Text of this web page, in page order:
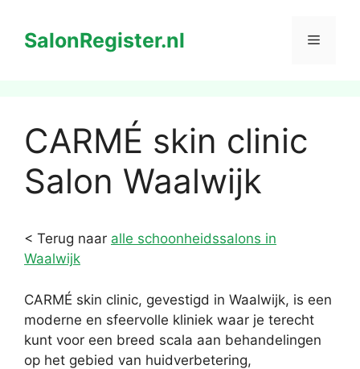
naarSalonRegister.nl Menu
CARMÉ skin clinic
Salon Waalwijk
< Terug naar alle schoonheidssalons in
Waalwijk
CARMÉ skin clinic, gevestigd in Waalwijk, is een
moderne en sfeervolle kliniek waar je terecht
kunt voor een breed scala aan behandelingen
op het gebied van huidverbetering,